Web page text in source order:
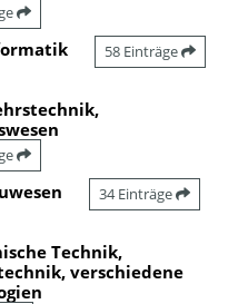
58 Einträge
34 Einträge
Technik,
verschiedene